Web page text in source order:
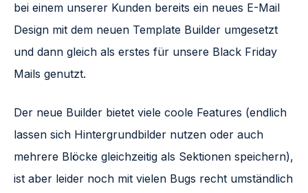
bei einem unserer Kunden bereits ein neues E-Mail
Design mit dem neuen Template Builder umgesetzt
und dann gleich als erstes für unsere Black Friday
Mails genutzt.
Der neue Builder bietet viele coole Features (endlich
lassen sich Hintergrundbilder nutzen oder auch
mehrere Blöcke gleichzeitig als Sektionen speichern),
ist aber leider noch mit vielen Bugs recht umständlich